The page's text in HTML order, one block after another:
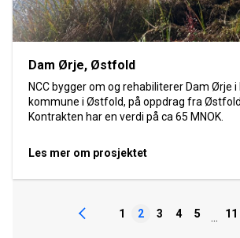
Dam Ørje, Østfold
NCC bygger om og rehabiliterer Dam Ørje
kommune i Østfold, på oppdrag fra Østfold
Kontrakten har en verdi på ca 65 MNOK.
Les mer om prosjektet
1 2 3 4 5 ... 11